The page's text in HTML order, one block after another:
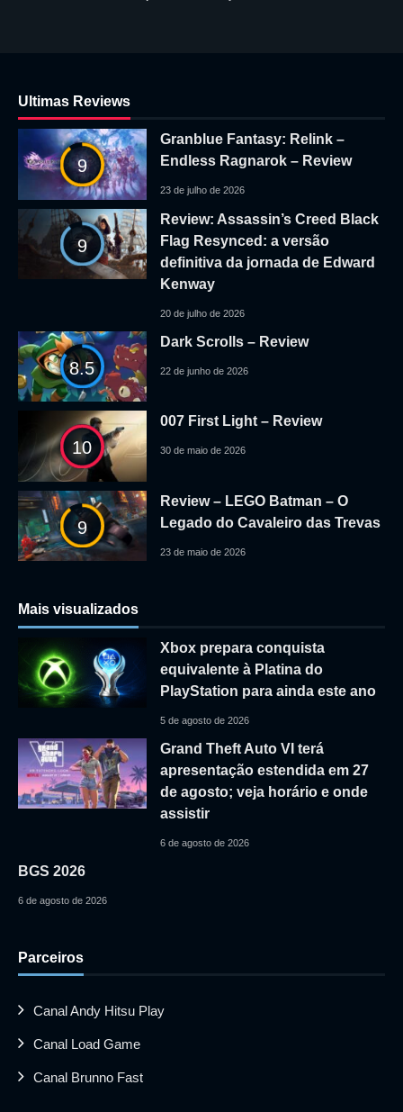
Ultimas Reviews
9
Granblue Fantasy: Relink –
Endless Ragnarok – Review
23 de julho de 2026
9
Review: Assassin’s Creed Black
Flag Resynced: a versão
definitiva da jornada de Edward
Kenway
20 de julho de 2026
8.5
Dark Scrolls – Review
22 de junho de 2026
10
007 First Light – Review
30 de maio de 2026
9
Review – LEGO Batman – O
Legado do Cavaleiro das Trevas
23 de maio de 2026
Mais visualizados
Xbox prepara conquista
equivalente à Platina do
PlayStation para ainda este ano
5 de agosto de 2026
Grand Theft Auto VI terá
apresentação estendida em 27
de agosto; veja horário e onde
assistir
6 de agosto de 2026
BGS 2026
6 de agosto de 2026
Parceiros
Canal Andy Hitsu Play
Canal Load Game
Canal Brunno Fast